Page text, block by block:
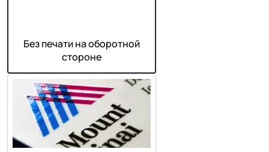
Без печати на оборотной
стороне